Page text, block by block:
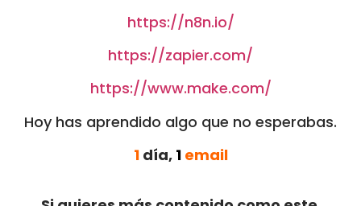
https://n8n.io/
https://zapier.com/
https://www.make.com/
Hoy has aprendido algo que no esperabas.
1día, 1 email